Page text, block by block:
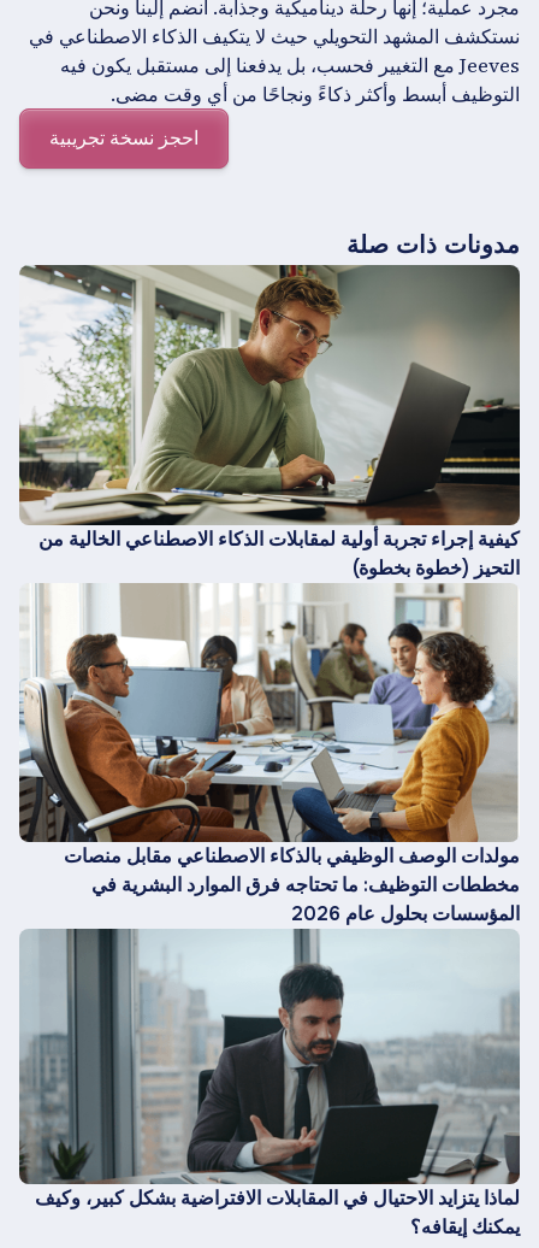
مجرد عملية؛ إنها رحلة ديناميكية وجذابة. انضم إلينا ونحن
نستكشف المشهد التحويلي حيث لا يتكيف الذكاء الاصطناعي في
Jeeves مع التغيير فحسب، بل يدفعنا إلى مستقبل يكون فيه
التوظيف أبسط وأكثر ذكاءً ونجاحًا من أي وقت مضى.
احجز نسخة تجريبية
مدونات ذات صلة
كيفية إجراء تجربة أولية لمقابلات الذكاء الاصطناعي الخالية من
التحيز (خطوة بخطوة)
مولدات الوصف الوظيفي بالذكاء الاصطناعي مقابل منصات
مخططات التوظيف: ما تحتاجه فرق الموارد البشرية في
المؤسسات بحلول عام 2026
لماذا يتزايد الاحتيال في المقابلات الافتراضية بشكل كبير، وكيف
يمكنك إيقافه؟